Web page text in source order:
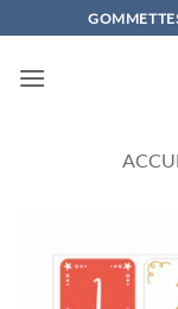
au
contenu